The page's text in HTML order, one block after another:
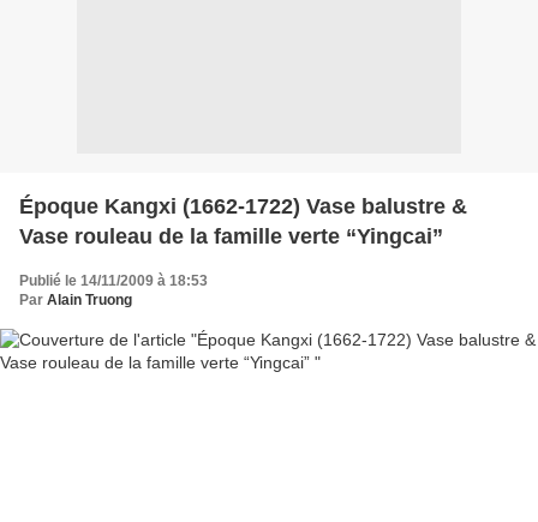
Époque Kangxi (1662-1722) Vase balustre &
Vase rouleau de la famille verte “Yingcai”
Publié le 14/11/2009 à 18:53
Par Alain Truong